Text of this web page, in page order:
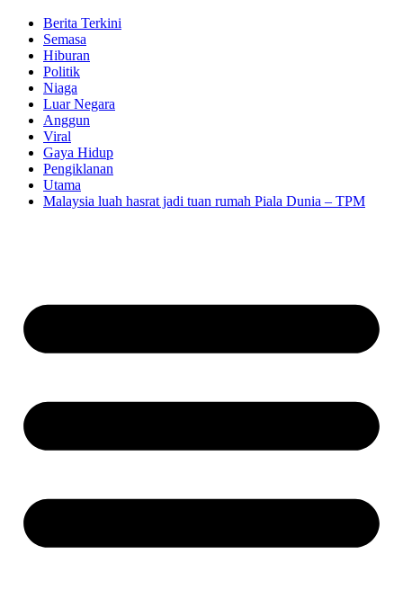
Berita Terkini
Semasa
Hiburan
Politik
Niaga
Luar Negara
Anggun
Viral
Gaya Hidup
Pengiklanan
Utama
Malaysia luah hasrat jadi tuan rumah Piala Dunia – TPM